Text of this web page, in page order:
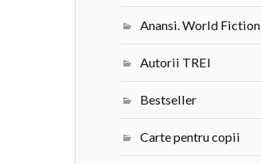
Anansi. World Fiction
Autorii TREI
Bestseller
Carte pentru copii